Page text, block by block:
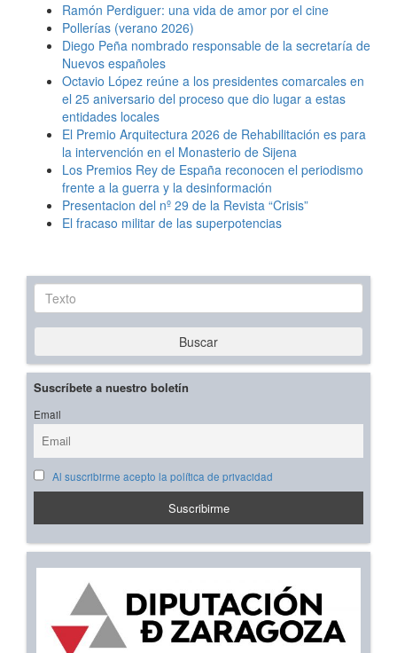
Ramón Perdiguer: una vida de amor por el cine
Pollerías (verano 2026)
Diego Peña nombrado responsable de la secretaría de
Nuevos españoles
Octavio López reúne a los presidentes comarcales en
el 25 aniversario del proceso que dio lugar a estas
entidades locales
El Premio Arquitectura 2026 de Rehabilitación es para
la intervención en el Monasterio de Sijena
Los Premios Rey de España reconocen el periodismo
frente a la guerra y la desinformación
Presentacion del nº 29 de la Revista “Crisis”
El fracaso militar de las superpotencias
Texto
Buscar
Suscríbete a nuestro boletín
Email
Al suscribirme acepto la política de privacidad